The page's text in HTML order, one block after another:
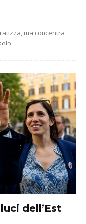
ma concentra
dell’Est